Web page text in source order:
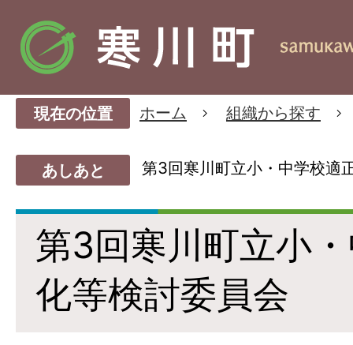
現在の位置 ホーム 組織から探す
あしあと 第3回寒川町立小・中学校適
第3回寒川町立小
化等検討委員会